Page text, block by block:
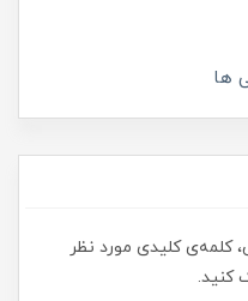
ها
کلمه‌ی کلیدی مورد نظر
کنید.